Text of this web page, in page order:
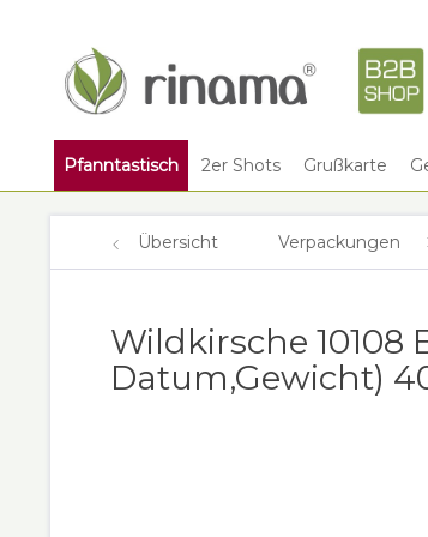
Pfanntastisch 2er Shots Grußkarte
Übersicht Verpackungen
Wildkirsche 10108
Datum,Gewicht)